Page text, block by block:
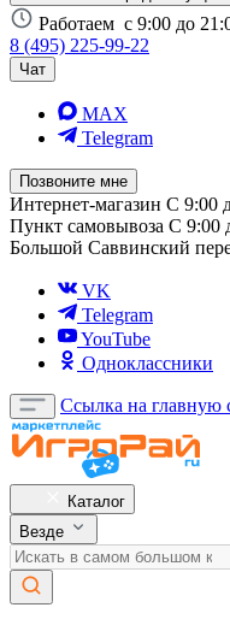
Работаем с 9:00 до
8 (495) 225-99-22
Чат
MAX
Telegram
Позвоните мне
Интернет-магазин С 9:00
Пункт самовывоза С 9:00
Большой Саввинский
VK
Telegram
YouTube
Одноклассники
Ссылка на главную
Каталог
Везде